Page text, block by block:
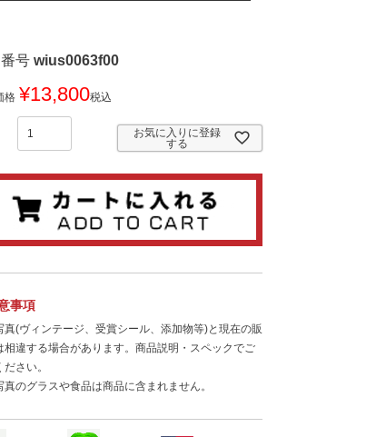
号 wius0063f00
格 ¥13,800税込
お気に入りに登録
する
事項
真(ヴィンテージ、受賞シール、添加物等)と現在の販
相違する場合があります。商品説明・スペックでご
さい。
真のグラスや食品は商品に含まれません。